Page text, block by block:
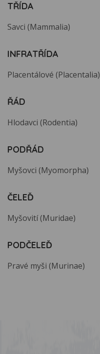
TŘÍDA
Savci (Mammalia)
INFRATŘÍDA
Placentálové (Placentalia)
ŘÁD
Hlodavci (Rodentia)
PODŘÁD
Myšovci (Myomorpha)
ČELEĎ
Myšovití (Muridae)
PODČELEĎ
Pravé myši (Murinae)